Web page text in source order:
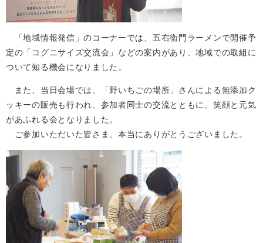
「地域情報発信」のコーナーでは、五右衛門ラーメンで開催予
定の「コグニサイズ交流会」などの案内があり、地域での取組に
ついて知る機会になりました。
また、当日会場では、「野いちごの場所」さんによる無添加ク
ッキーの販売も行われ、参加者同士の交流とともに、笑顔と元気
があふれる会となりました。
ご参加いただいた皆さま、本当にありがとうございました。